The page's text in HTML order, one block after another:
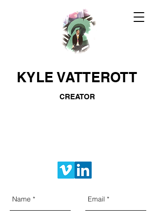
KYLE VATTEROTT
CREATOR